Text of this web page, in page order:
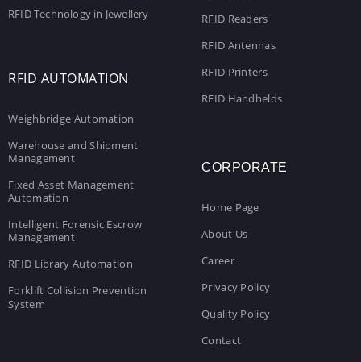
RFID Technology in Jewellery
RFID AUTOMATION
Weighbridge Automation
Warehouse and Shipment
Management
Fixed Asset Management
Automation
Intelligent Forensic Escrow
Management
RFID Library Automation
Forklift Collision Prevention
System
RFID Readers
RFID Antennas
RFID Printers
RFID Handhelds
CORPORATE
Home Page
About Us
Career
Privacy Policy
Quality Policy
Contact